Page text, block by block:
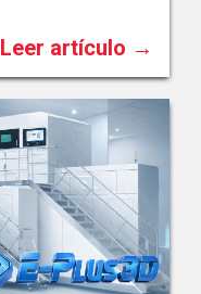
Leer artículo →